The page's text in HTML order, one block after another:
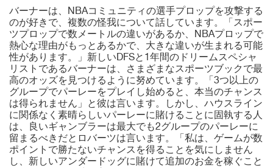
バーナーは、NBAコミュニティの選手プロップを攻撃する
のが好きで、複数の怪我について話しています。「スポー
ツプロップで数メートルの違いがあるか、NBAプロップで
熱心な理由がもっとあるかで、大きな違いが生まれる可能
性があります。」新しいDFSと1年間のドリームスペシャ
リストであるバーナーは、さまざまなスポーツブックで最
高のオッズを見つけるように努めています。「3つ以上の
グループでパーレーをプレイし始めると、本当のチャンス
は得られません」と彼は言います。しかし、ハウスライン
に関係なく素晴らしいパーレーに賭けることに固執する人
は、良いギャンブラーは最大でも2グループのパーレーに
留まるべきだとロバーツは言います。「私は、ゲームが数
ポイントで勝たないチャンスを得ることを気にしません
し、新しいアンダードッグに賭けて追加のお金を稼ぐこと